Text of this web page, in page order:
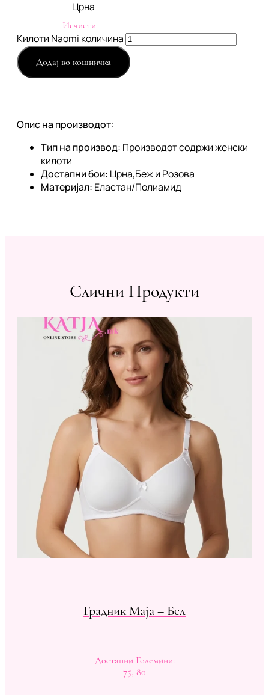
Црна
Исчисти
Килоти Naomi количина
Додај во кошничка
Опис на производот:
Тип на производ: Производот содржи женски
килоти
Достапни бои: Црна,Беж и Розова
Материјал: Еластан/Полиамид
Слични Продукти
Градник Maja – Бел
Достапни Големини:
75, 80